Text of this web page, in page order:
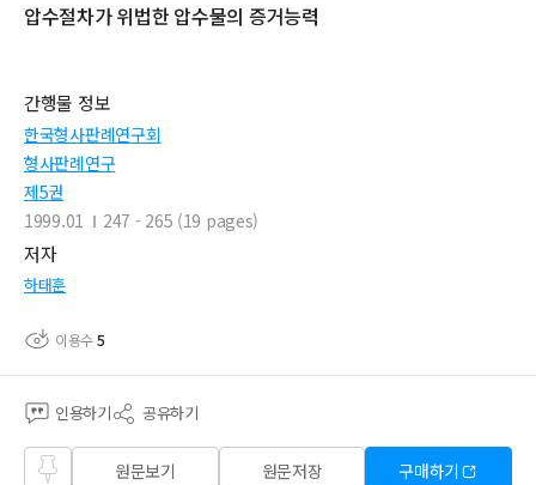
압수절차가 위법한 압수물의 증거능력
간행물 정보
한국형사판례연구회
형사판례연구
제5권
1999.01
247 - 265 (19 pages)
저자
하태훈
이용수5
인용하기 공유하기
즐겨
원문보기 원문저장 구매하기